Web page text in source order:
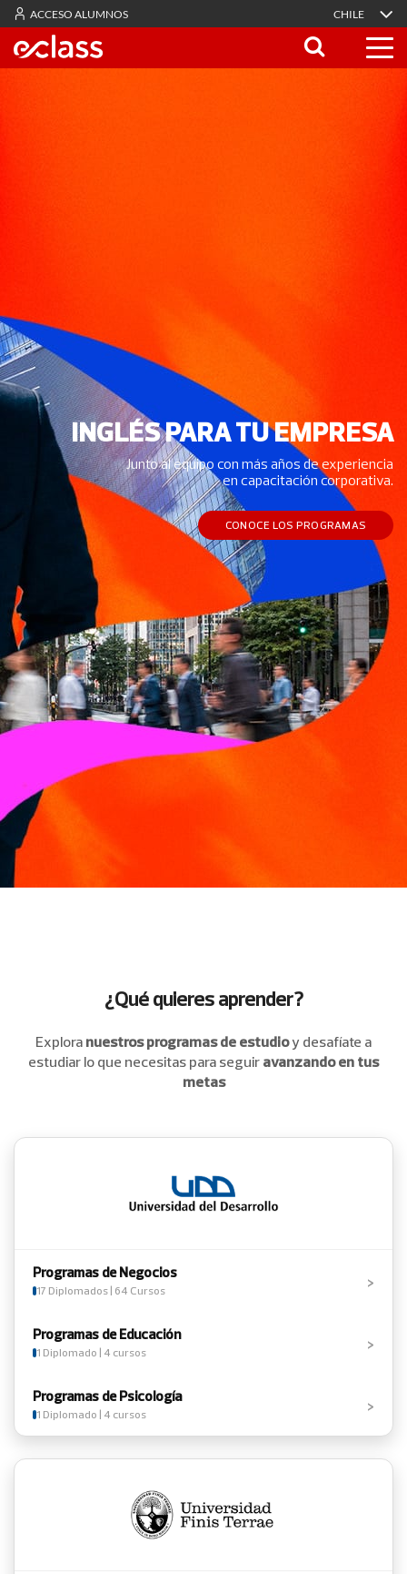
ACCESO ALUMNOS CHILE
INGLÉS PARA TU EMPRESA
Junto al equipo con más años de experiencia
en capacitación corporativa.
CONOCE LOS PROGRAMAS
¿Qué quieres aprender?
Explora nuestros programas de estudioy desafíate a
estudiar lo que necesitas para seguir avanzando en tus
metas
Programas de Negocios
17 Diplomados | 64 Cursos ›
Programas de Educación
1 Diplomado | 4 cursos ›
Programas de Psicología
1 Diplomado | 4 cursos ›